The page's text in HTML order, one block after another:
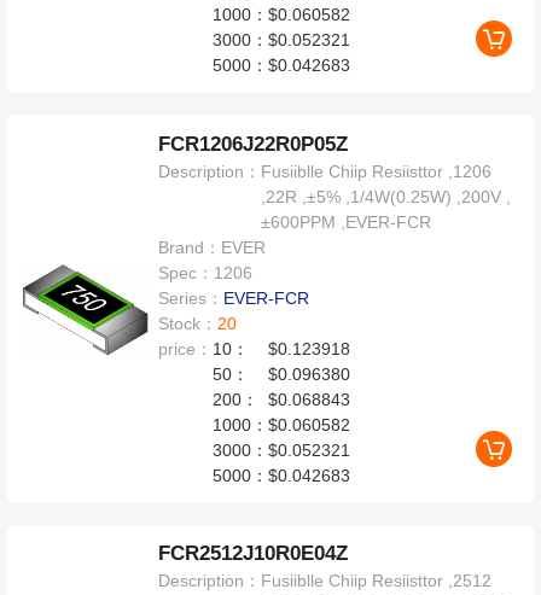
1000：$0.060582
3000：$0.052321
5000：$0.042683
FCR1206J22R0P05Z
Description： Fusiiblle Chiip Resiisttor ,1206
,22R ,±5% ,1/4W(0.25W) ,200V ,
±600PPM ,EVER-FCR
Brand： EVER
Spec： 1206
Series： EVER-FCR
Stock： 20
price： 10：
$0.123918
50：
$0.096380
200：
$0.068843
1000：$0.060582
3000：$0.052321
5000：$0.042683
FCR2512J10R0E04Z
Description： Fusiiblle Chiip Resiisttor ,2512